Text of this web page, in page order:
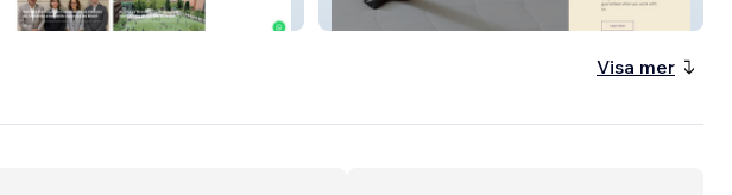
Brasil Pleasantview Cleanin
Visa mer